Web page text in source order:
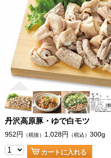
丹沢高原豚・ゆで白モツ
952円 （税抜） 1,028円 （税込） 300g
カートに入れる